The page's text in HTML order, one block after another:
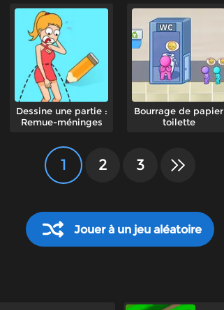
Dessine une partie :
Remue-méninges
Bourrage de papier
toilette
1 2 3
Jouer à un jeu aléatoire